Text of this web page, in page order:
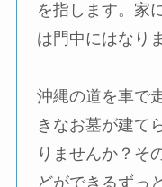
を指します。家
は門中にはなり
沖縄の道を車で
きなお墓が建て
りませんか？そ
どができるずっ